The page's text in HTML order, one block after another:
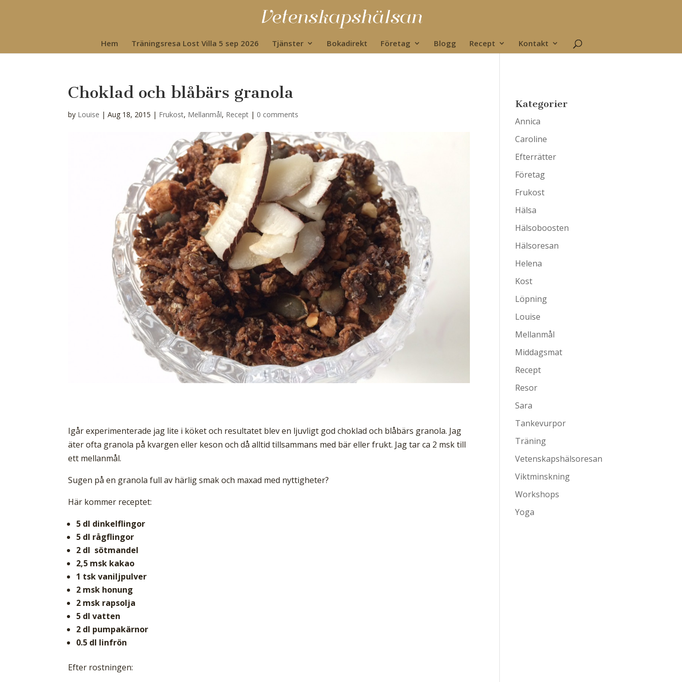
Hem Träningsresa Lost Villa 5 sep 2026 Tjänster Bokadirekt Företag Blogg Recept Kontakt
Choklad och blåbärs granola
by Louise |Aug 18, 2015 | Frukost, Mellanmål, Recept | 0 comments
Igår experimenterade jag lite i köket och resultatet blev en ljuvligt god choklad och blåbärs granola. Jag
äter ofta granola på kvargen eller keson och då alltid tillsammans med bär eller frukt. Jag tar ca 2 msk till
ett mellanmål.
Sugen på en granola full av härlig smak och maxad med nyttigheter?
Här kommer receptet:
5 dl dinkelflingor
5 dl rågflingor
2 dl sötmandel
2,5 msk kakao
1 tsk vaniljpulver
2 msk honung
2 msk rapsolja
5 dl vatten
2 dl pumpakärnor
0.5 dl linfrön
Efter rostningen:
Kategorier
Annica
Caroline
Efterrätter
Företag
Frukost
Hälsa
Hälsoboosten
Hälsoresan
Helena
Kost
Löpning
Louise
Mellanmål
Middagsmat
Recept
Resor
Sara
Tankevurpor
Träning
Vetenskapshälsoresan
Viktminskning
Workshops
Yoga